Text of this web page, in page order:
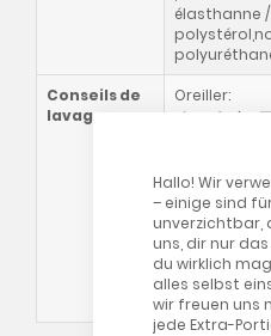
Hallo! Wir
– einige sind
unverzichtbar,
uns, dir nur
du wirklich
alles selbst
wir freuen uns
jede Extra-
élasthanne /
Conseils de
lavage
Oreiller:
Noyau en
Veuillez
conseils